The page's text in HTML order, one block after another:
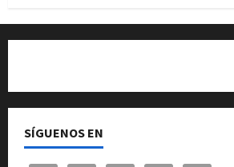
SÍGUENOS EN